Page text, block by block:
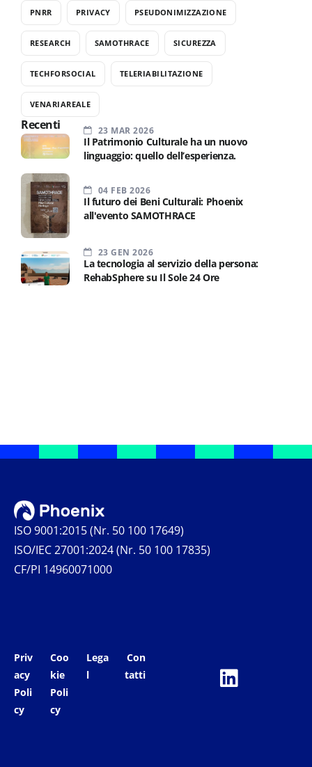
PNRR PRIVACY PSEUDONIMIZZAZIONE
RESEARCH SAMOTHRACE SICUREZZA
TECHFORSOCIAL TELERIABILITAZIONE
VENARIAREALE
Recenti 23 MAR 2026
Il Patrimonio Culturale ha un nuovo
linguaggio: quello dell’esperienza.
04 FEB 2026
Il futuro dei Beni Culturali: Phoenix
all'evento SAMOTHRACE
23 GEN 2026
La tecnologia al servizio della persona:
RehabSphere su Il Sole 24 Ore
ISO 9001:2015 (Nr. 50 100 17649)
ISO/IEC 27001:2024 (Nr. 50 100 17835)
CF/PI 14960071000
Priv
acy
Poli
cy
Coo
kie
Poli
cy
Lega
l
Con
tatti